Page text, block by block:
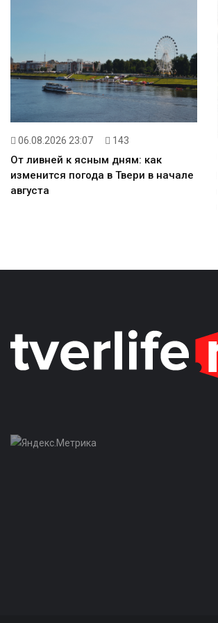
06.08.2026 23:07 143
От ливней к ясным дням: как
изменится погода в Твери в начале
августа